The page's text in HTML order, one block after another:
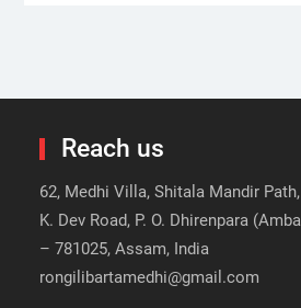
Reach us
62, Medhi Villa, Shitala Mandir
K. Dev Road, P. O. Dhirenpara
– 781025, Assam, India
rongilibartamedhi@gmail.com